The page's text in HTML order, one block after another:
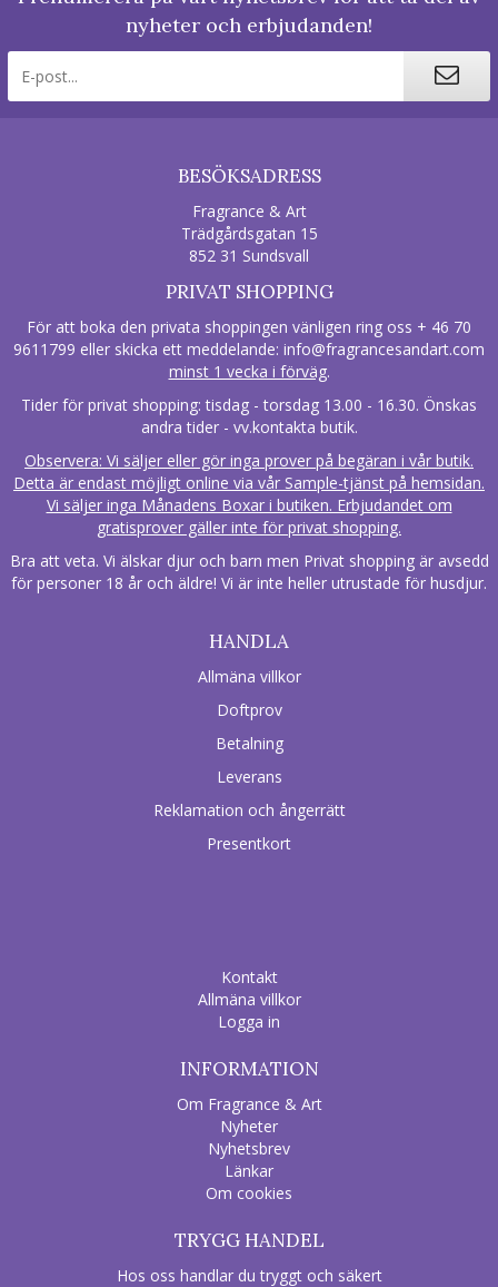
nyheter och erbjudanden!
BESÖKSADRESS
Fragrance & Art
Trädgårdsgatan 15
852 31 Sundsvall
PRIVAT SHOPPING
För att boka den privata shoppingen vänligen ring oss + 46 70
9611799 eller skicka ett meddelande: info@fragrancesandart.com
minst 1 vecka i förväg.
Tider för privat shopping: tisdag - torsdag 13.00 - 16.30. Önskas
andra tider - vv.kontakta butik.
Observera: Vi säljer eller gör inga prover på begäran i vår butik.
Detta är endast möjligt online via vår Sample-tjänst på hemsidan.
Vi säljer inga Månadens Boxar i butiken. Erbjudandet om
gratisprover gäller inte för privat shopping.
Bra att veta. Vi älskar djur och barn men Privat shopping är avsedd
för personer 18 år och äldre! Vi är inte heller utrustade för husdjur.
HANDLA
Allmäna villkor
Doftprov
Betalning
Leverans
Reklamation och ångerrätt
Presentkort
Kontakt
Allmäna villkor
Logga in
INFORMATION
Om Fragrance & Art
Nyheter
Nyhetsbrev
Länkar
Om cookies
TRYGG HANDEL
Hos oss handlar du tryggt och säkert